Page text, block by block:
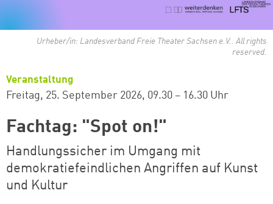
Urheber/in: Landesverband Freie Theater Sachsen e.V.. All rights
reserved.
Veranstaltung
Freitag, 25. September 2026 09.30 – 16.30 Uhr
Fachtag: "Spot on!"
Handlungssicher im Umgang mit
demokratiefeindlichen Angriffen auf Kunst
und Kultur